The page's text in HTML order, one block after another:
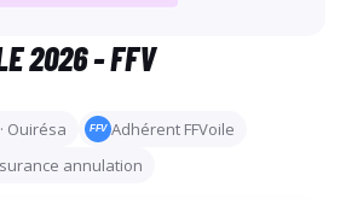
2026 - FFV
Ouirésa
FFV Adhérent FFVoile
annulation